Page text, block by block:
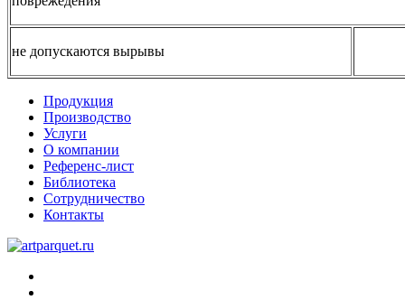
не допускаются вырывы
Продукция
Производство
Услуги
О компании
Референс-лист
Библиотека
Сотрудничество
Контакты